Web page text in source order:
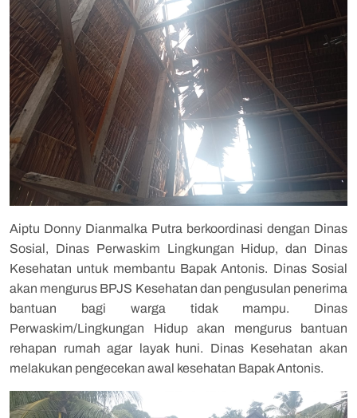
Aiptu Donny Dianmalka Putra berkoordinasi dengan Dinas
Sosial, Dinas Perwaskim Lingkungan Hidup, dan Dinas
Kesehatan untuk membantu Bapak Antonis. Dinas Sosial
akan mengurus BPJS Kesehatan dan pengusulan penerima
bantuan bagi warga tidak mampu. Dinas
Perwaskim/Lingkungan Hidup akan mengurus bantuan
rehapan rumah agar layak huni. Dinas Kesehatan akan
melakukan pengecekan awal kesehatan Bapak Antonis.